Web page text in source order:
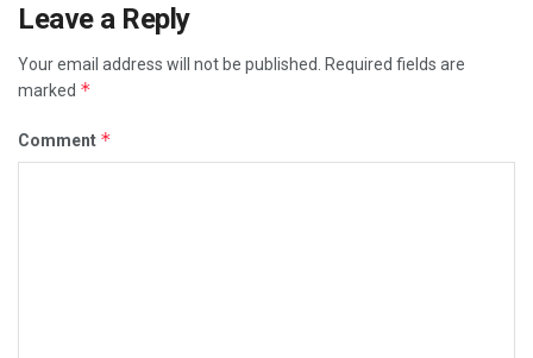
Leave a Reply
Your email address will not be published.
Required fields are
marked *
Comment *